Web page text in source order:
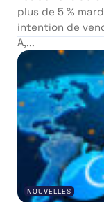
plus de 5 %
intention de
A,...
NOUVELLES